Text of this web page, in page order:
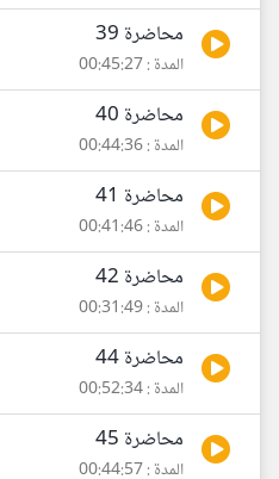
محاضرة 39
المدة : 00:45:27
محاضرة 40
المدة : 00:44:36
محاضرة 41
المدة : 00:41:46
محاضرة 42
المدة : 00:31:49
محاضرة 44
المدة : 00:52:34
محاضرة 45
المدة : 00:44:57